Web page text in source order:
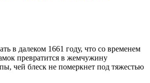
в далеком 1661 году, что со временем
превратится в жемчужину
чей блеск не померкнет под тяжестью